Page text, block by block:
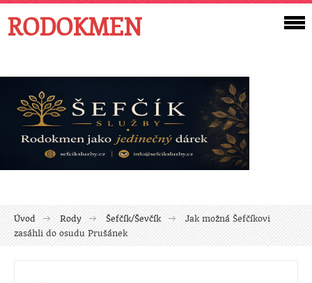
RODOKMEN
Úvod Rody Šefčík/Ševčík
Jak možná Šefčíkovi
zasáhli do osudu Prušánek